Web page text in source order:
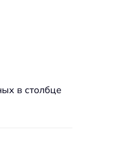
в столбце